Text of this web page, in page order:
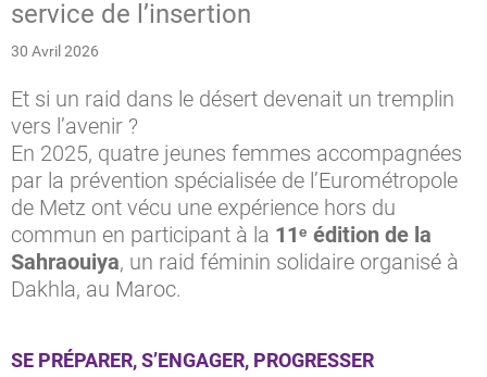
service de l’insertion
30 Avril 2026
Et si un raid dans le désert devenait un tremplin
vers l’avenir ?
En 2025, quatre jeunes femmes accompagnées
par la prévention spécialisée de l’Eurométropole
de Metz ont vécu une expérience hors du
commun en participant à la 11ᵉ édition de la
Sahraouiya, un raid féminin solidaire organisé à
Dakhla, au Maroc.
SE PRÉPARER, S’ENGAGER, PROGRESSER